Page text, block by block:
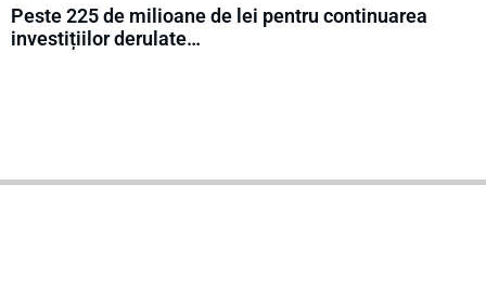
Peste 225 de milioane de lei pentru continuarea
investițiilor derulate…